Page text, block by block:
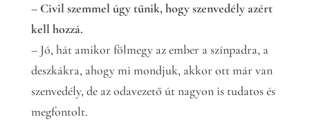
– Civil szemmel úgy tűnik, hogy szenvedély azért
kell hozzá.
– Jó, hát amikor fölmegy az ember a színpadra, a
deszkákra, ahogy mi mondjuk, akkor ott már van
szenvedély, de az odavezető út nagyon is tudatos és
megfontolt.